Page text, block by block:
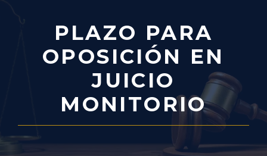
PLAZO PARA
OPOSICIÓN EN
JUICIO
MONITORIO